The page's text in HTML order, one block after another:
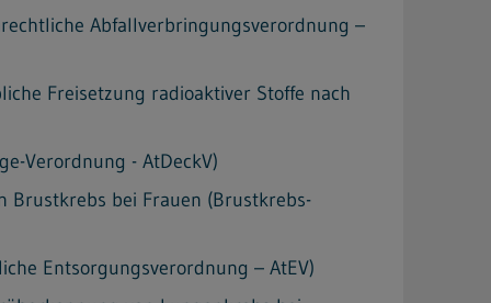
Abfallverbringungsverordnung –
Freisetzung radioaktiver Stoffe nach
Verordnung - AtDeckV)
Brustkrebs bei Frauen (Brustkrebs-
Entsorgungsverordnung – AtEV)